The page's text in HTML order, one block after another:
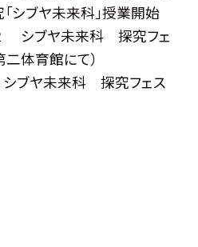
シブヤ未来科」授業開始
ヤ未来科 探究フェ
体育館にて）
ヤ未来科 探究フェス